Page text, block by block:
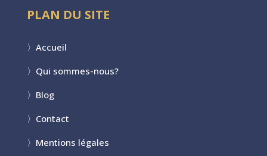
PLAN DU SITE
〉 Accueil
〉 Qui sommes-nous?
〉 Blog
〉 Contact
〉 Mentions légales